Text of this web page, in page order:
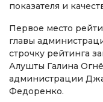
показателя и
Первое место
главы
строчку рейтинга
Алушты Галина
администрации
Федоренко.